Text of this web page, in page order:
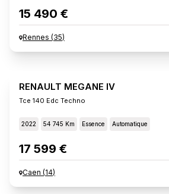
15 490 €
Rennes (35)
RENAULT MEGANE IV
Tce 140 Edc Techno
2022 54 745 Km Essence Automatique
17 599 €
Caen (14)